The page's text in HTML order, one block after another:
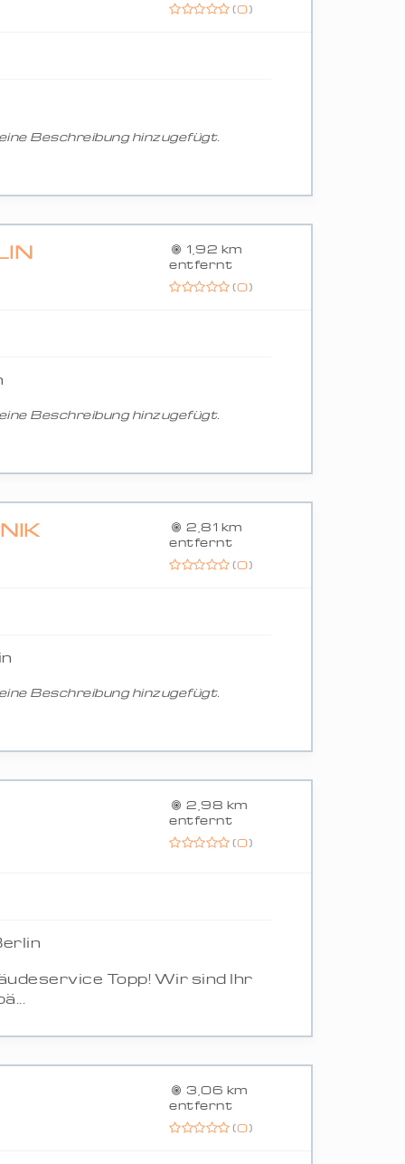
(0)
Beschreibung hinzugefügt.
1,92 km
entfernt
(0)
Beschreibung hinzugefügt.
2,81 km
entfernt
(0)
Beschreibung hinzugefügt.
2,98 km
entfernt
(0)
Topp! Wir sind Ihr
3,06 km
entfernt
(0)